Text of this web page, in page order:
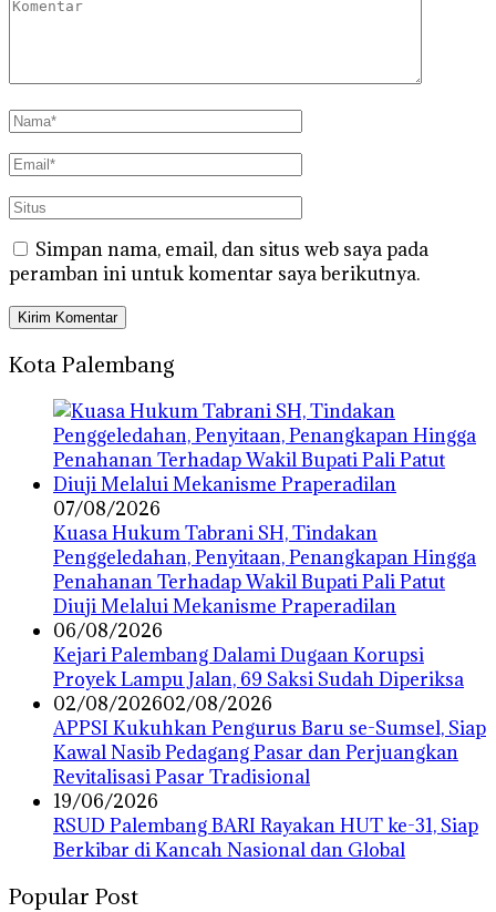
Simpan nama, email, dan situs web saya pada
peramban ini untuk komentar saya berikutnya.
Kota Palembang
07/08/2026
‎Kuasa Hukum Tabrani SH, Tindakan
Penggeledahan, Penyitaan, Penangkapan Hingga
Penahanan Terhadap Wakil Bupati Pali Patut
Diuji Melalui Mekanisme Praperadilan
06/08/2026
Kejari Palembang Dalami Dugaan Korupsi
Proyek Lampu Jalan, 69 Saksi Sudah Diperiksa
02/08/202602/08/2026
APPSI Kukuhkan Pengurus Baru se-Sumsel, Siap
Kawal Nasib Pedagang Pasar dan Perjuangkan
Revitalisasi Pasar Tradisional
19/06/2026
RSUD Palembang BARI Rayakan HUT ke-31, Siap
Berkibar di Kancah Nasional dan Global
Popular Post